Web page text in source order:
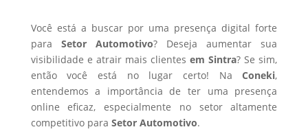
Você está a buscar por uma presença digital forte
para Setor Automotivo? Deseja aumentar sua
visibilidade e atrair mais clientesem Sintra? Se sim,
então você está no lugar certo! NaConeki,
entendemos a importância de ter uma presença
online eficaz, especialmente no setor altamente
competitivo para Setor Automotivo.